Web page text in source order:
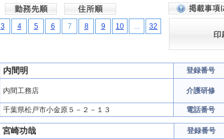
3 4 5 6 7 8 9 10 ...
32
内間明 登録番号
内間工務店 介護研修
千葉県松戸市小金原５－２－１３ 電話番号
宮崎功哉 登録番号